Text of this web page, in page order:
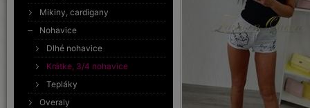
Mikiny, cardigany
Nohavice
Dlhé nohavice
Krátke, 3/4 nohavice
Tepláky
Overaly